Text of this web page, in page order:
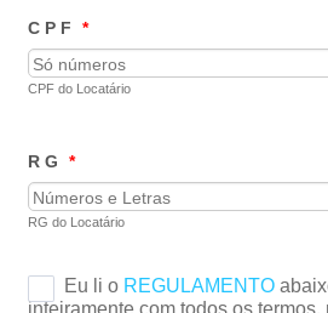
C P F *
CPF do Locatário
R G *
RG do Locatário